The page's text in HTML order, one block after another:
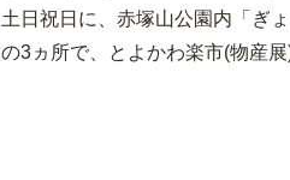
土日祝日に、赤塚山公園内「ぎ
の3ヵ所で、とよかわ楽市(物産展